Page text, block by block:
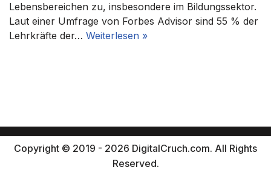
Lebensbereichen zu, insbesondere im Bildungssektor.
Laut einer Umfrage von Forbes Advisor sind 55 % der
Lehrkräfte der… Weiterlesen »
Copyright © 2019 - 2026 DigitalCruch.com. All Rights
Reserved.